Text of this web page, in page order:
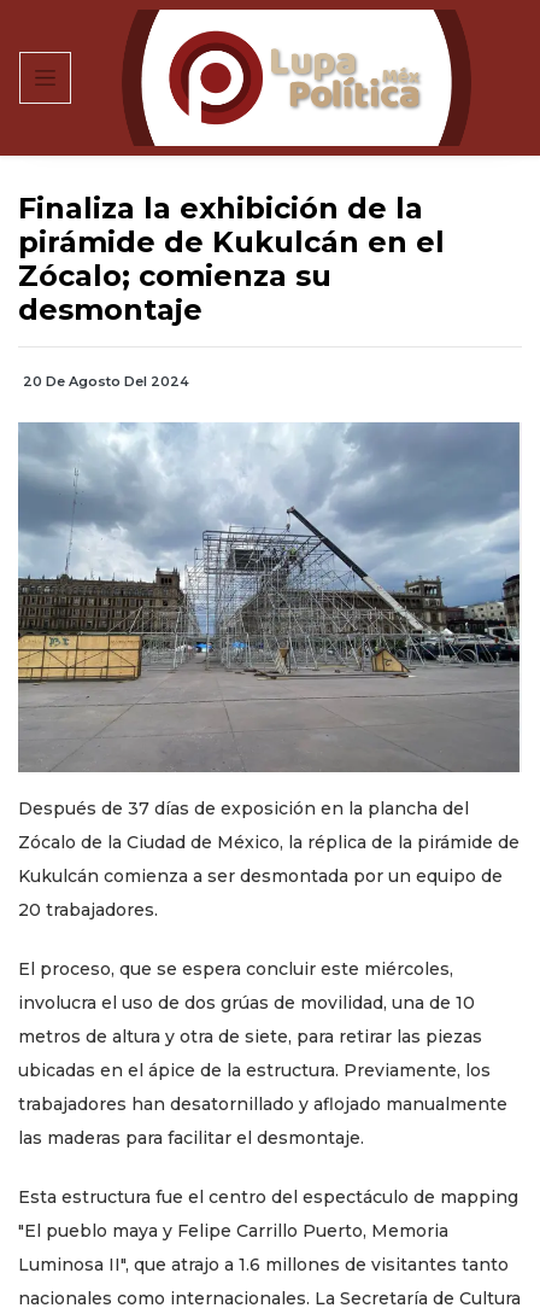
Finaliza la exhibición de la
pirámide de Kukulcán en el
Zócalo; comienza su
desmontaje
20 De Agosto Del 2024
Después de 37 días de exposición en la plancha del
Zócalo de la Ciudad de México, la réplica de la pirámide de
Kukulcán comienza a ser desmontada por un equipo de
20 trabajadores.
El proceso, que se espera concluir este miércoles,
involucra el uso de dos grúas de movilidad, una de 10
metros de altura y otra de siete, para retirar las piezas
ubicadas en el ápice de la estructura. Previamente, los
trabajadores han desatornillado y aflojado manualmente
las maderas para facilitar el desmontaje.
Esta estructura fue el centro del espectáculo de mapping
"El pueblo maya y Felipe Carrillo Puerto, Memoria
Luminosa II", que atrajo a 1.6 millones de visitantes tanto
nacionales como internacionales. La Secretaría de Cultura